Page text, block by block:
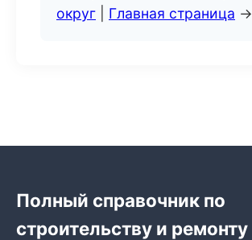
округ
Главная страница →
Полный справочник по
строительству и ремонту